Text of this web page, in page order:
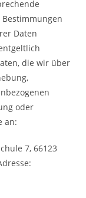
Daten
die wir über
oder
an:
7, 66123